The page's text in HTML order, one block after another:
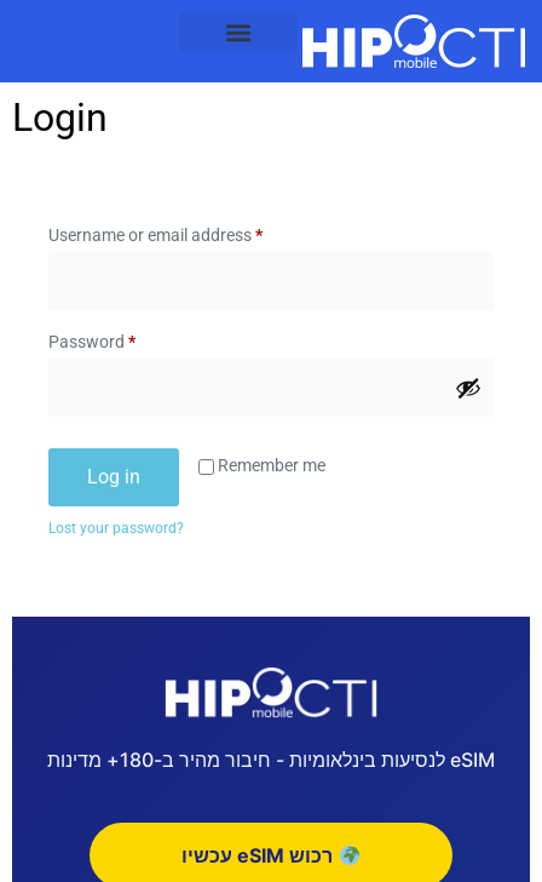
Login
Username or email address*
Password *
Remember me
Log in
Lost your password?
eSIM לנסיעות בינלאומיות - חיבור מהיר ב-180+ מדינות
רכוש eSIM עכשיו